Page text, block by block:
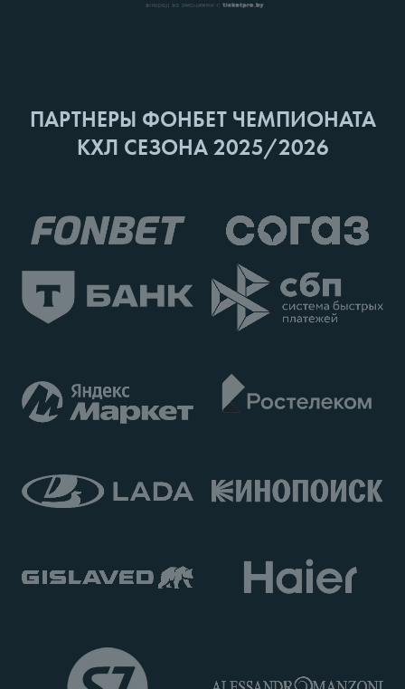
ПАРТНЕРЫ ФОНБЕТ ЧЕМПИОНАТА
КХЛ СЕЗОНА 2025/2026